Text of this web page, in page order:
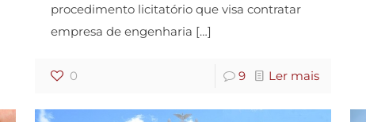
procedimento licitatório que visa contratar
empresa de engenharia […]
0 9 Ler mais